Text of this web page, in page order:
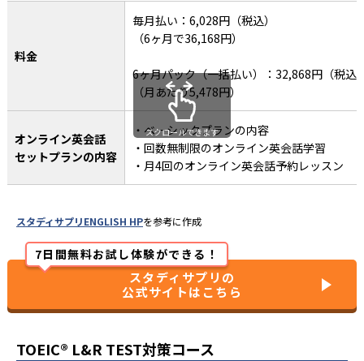
料金
毎月払い：6,028円（税込）
（6ヶ月で36,168円）
6ヶ月パック（一括払い）：32,868円（税込
（月あたり5,478円）
オンライン英会話
セットプランの内容
・ベーシックプランの内容
・回数無制限のオンライン英会話学習
・月4回のオンライン英会話予約レッスン
スクロールできます
スタディサプリENGLISH HPを参考に作成
7日間無料お試し体験ができる！
スタディサプリの
公式サイトはこちら
TOEIC®︎ L&R TEST対策コース